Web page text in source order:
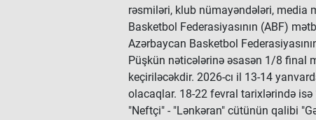
rəsmiləri, klub nümayəndələri, media
Basketbol Federasiyasının (ABF)
Azərbaycan Basketbol
Püşkün nəticələrinə əsasən 1/8 final
keçiriləcəkdir. 2026-cı il 13-14
olacaqlar. 18-22 fevral tarixlərində isə
"Neftçi" - "Lənkəran" cütünün qalibi